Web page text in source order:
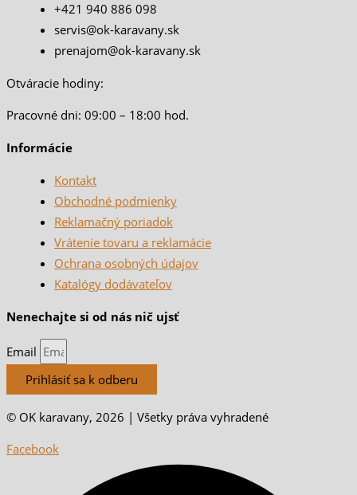
+421 940 886 098
servis@ok-karavany.sk
prenajom@ok-karavany.sk
Otváracie hodiny:
Pracovné dni: 09:00 – 18:00 hod.
Informácie
Kontakt
Obchodné podmienky
Reklamačný poriadok
Vrátenie tovaru a reklamácie
Ochrana osobných údajov
Katalógy dodávateľov
Nenechajte si od nás nič ujsť
Email
Prihlásiť sa k odberu
© OK karavany, 2026 | Všetky práva vyhradené
Facebook